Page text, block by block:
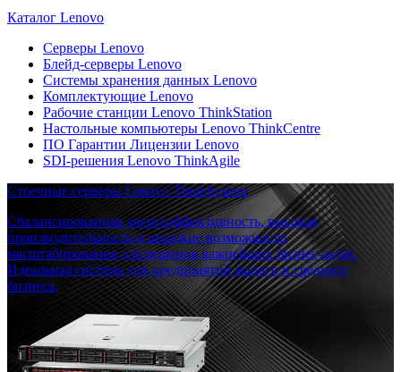
Каталог Lenovo
Серверы Lenovo
Блейд-серверы Lenovo
Системы хранения данных Lenovo
Комплектующие Lenovo
Рабочие станции Lenovo ThinkStation
Настольные компьютеры Lenovo ThinkCentre
ПО Гарантии Лицензии Lenovo
SDI-решения Lenovo ThinkAgile
Стоечные серверы Lenovo ThinkSystem
Сбалансированная энергоэффективность, высокая
производительность и широкие возможности
масштабирования для решения важнейших бизнес-задач.
Идеальная система для предприятий малого и среднего
бизнеса.